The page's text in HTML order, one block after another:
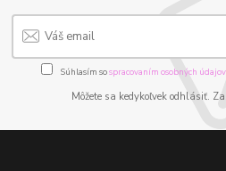
Súhlasím sospracovaním osobných údajov
Môžete sa kedykoľvek odhlásiť.